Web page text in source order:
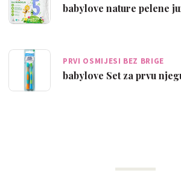
babylove nature pelene
PRVI OSMIJESI BEZ BRIGE
babylove Set za prvu